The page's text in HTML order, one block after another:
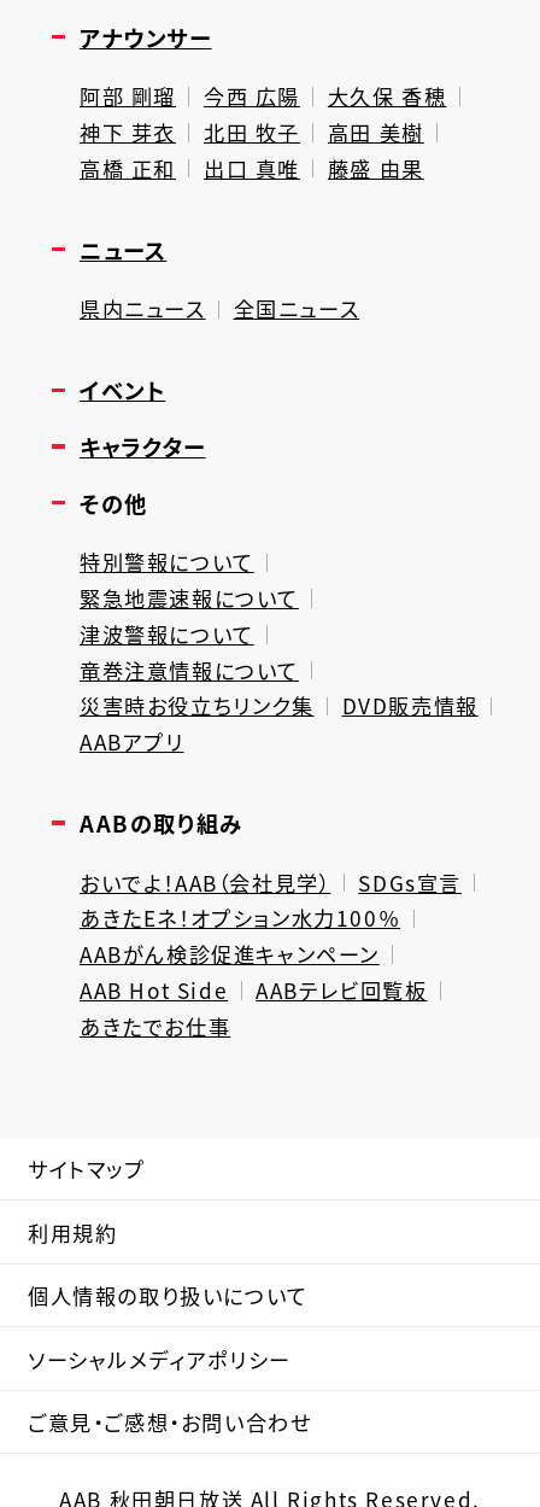
アナウンサー
阿部 剛瑠 今西 広陽
大久保 香穂
神下 芽衣
北田 牧子
高田 美樹
高橋 正和
出口 真唯 藤盛 由果
ニュース
県内ニュース 全国ニュース
イベント
キャラクター
その他
特別警報について
緊急地震速報について
津波警報について
竜巻注意情報について
災害時お役立ちリンク集
DVD販売情報
AABアプリ
AABの取り組み
おいでよ！AAB（会社見学）
SDGs宣言
あきたEネ！オプション水力100％
AABがん検診促進キャンペーン
AAB Hot Side
AABテレビ回覧板
あきたでお仕事
サイトマップ
利用規約
個人情報の取り扱いについて
ソーシャルメディアポリシー
ご意見・ご感想・お問い合わせ
AAB 秋田朝日放送 All Rights Reserved.